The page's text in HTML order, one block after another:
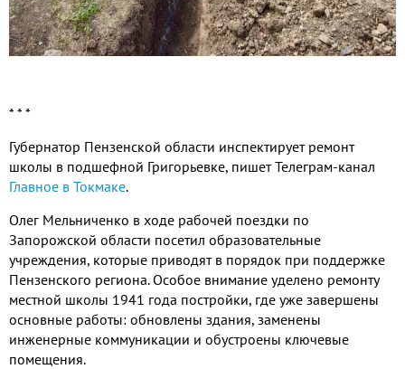
* * *
Губернатор Пензенской области инспектирует ремонт
школы в подшефной Григорьевке, пишет Телеграм-канал
Главное в Токмаке.
Олег Мельниченко в ходе рабочей поездки по
Запорожской области посетил образовательные
учреждения, которые приводят в порядок при поддержке
Пензенского региона. Особое внимание уделено ремонту
местной школы 1941 года постройки, где уже завершены
основные работы: обновлены здания, заменены
инженерные коммуникации и обустроены ключевые
помещения.